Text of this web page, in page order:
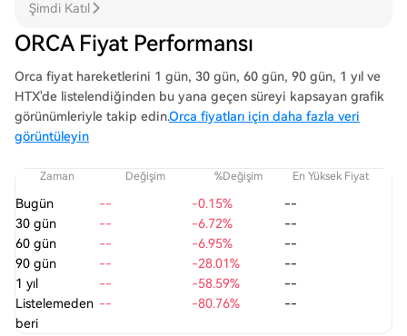
Şimdi Katıl
ORCA Fiyat Performansı
Orca fiyat hareketlerini 1 gün, 30 gün, 60 gün, 90 gün, 1 yıl ve
HTX'de listelendiğinden bu yana geçen süreyi kapsayan grafik
görünümleriyle takip edin.Orca fiyatları için daha fazla veri
görüntüleyin
Zaman Değişim %Değişim En Yüksek Fiyat
Bugün -- -0.15%
--
30 gün
-- -6.72%
--
60 gün
-- -6.95%
--
90 gün
-- -28.01%
--
1 yıl
-- -58.59%
--
Listelemeden
beri
-- -80.76% --